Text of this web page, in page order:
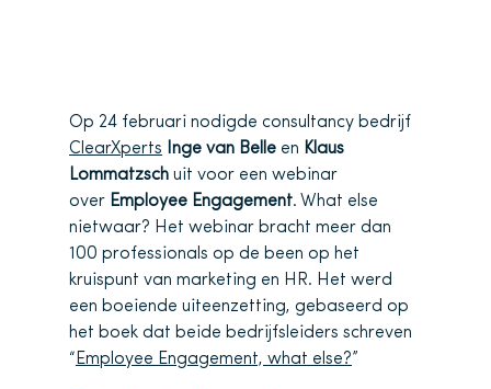
Op 24 februari nodigde consultancy bedrijf
ClearXperts
Inge van Belle en Klaus
Lommatzsch uit voor een webinar
over Employee Engagement. What else
nietwaar? Het webinar bracht meer dan
100 professionals op de been op het
kruispunt van marketing en HR. Het werd
een boeiende uiteenzetting, gebaseerd op
het boek dat beide bedrijfsleiders schreven
“ Employee Engagement, what else?”